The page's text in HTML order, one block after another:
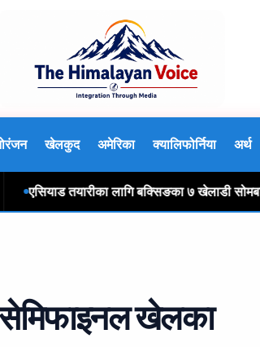
खेलकुद अमेरिका क्यालिफोर्निया अर्थ
एसियाड तयारीका लागि बक्सिङका ७ खेलाडी सोमबार
सेमिफाइनल खेलका